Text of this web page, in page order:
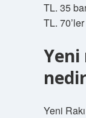
TL. 35
TL.
Yeni
Yeni